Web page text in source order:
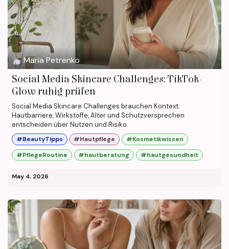
Maria Petrenko
Social Media Skincare Challenges: TikTok-
Glow ruhig prüfen
Social Media Skincare Challenges brauchen Kontext:
Hautbarriere, Wirkstoffe, Alter und Schutzversprechen
entscheiden über Nutzen und Risiko.
#BeautyTipps #Hautpflege
#Kosmetikwissen
#PflegeRoutine
#hautberatung #hautgesundheit
May 4, 2026